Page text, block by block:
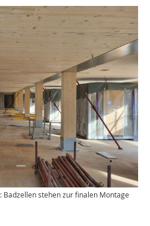
Badzellen stehen zur finalen Montage